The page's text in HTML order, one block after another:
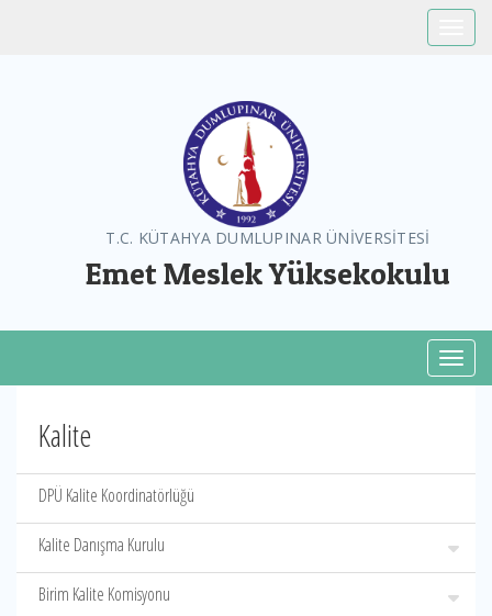
T.C. KÜTAHYA DUMLUPINAR ÜNİVERSİTESİ
Emet Meslek Yüksekokulu
Kalite
DPÜ Kalite Koordinatörlüğü
Kalite Danışma Kurulu
Birim Kalite Komisyonu